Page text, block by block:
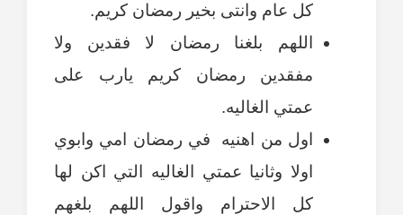
كل عام وانتى بخير رمضان كريم.
اللهم بلغنا رمضان لا فقدين ولا
مفقدين رمضان كريم يارب على
عمتي الغاليه.
اول من اهنيه في رمضان امي وابوي
اولا وثانيا عمتي الغاليه التي اكن لها
كل الاحترام واقول اللهم بلغهم